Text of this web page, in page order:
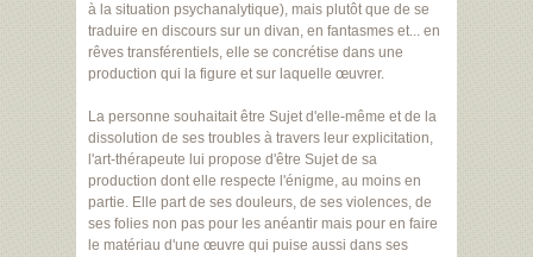
à la situation psychanalytique), mais plutôt que de se
traduire en discours sur un divan, en fantasmes et... en
rêves transférentiels, elle se concrétise dans une
production qui la figure et sur laquelle œuvrer.
La personne souhaitait être Sujet d'elle-même et de la
dissolution de ses troubles à travers leur explicitation,
l'art-thérapeute lui propose d'être Sujet de sa
production dont elle respecte l'énigme, au moins en
partie. Elle part de ses douleurs, de ses violences, de
ses folies non pas pour les anéantir mais pour en faire
le matériau d'une œuvre qui puise aussi dans ses